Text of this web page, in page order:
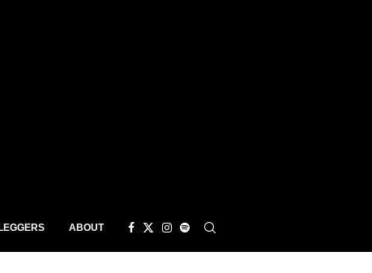
ABOUT